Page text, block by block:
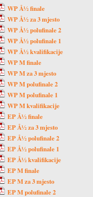
WP Å½ finale
WP Å½ za 3 mjesto
WP Å½ polufinale 2
WP Å½ polufinale 1
WP Å½ kvalifikacije
WP M finale
WP M za 3 mjesto
WP M polufinale 2
WP M polufinale 1
WP M kvalifikacije
EP Å½ finale
EP Å½ za 3 mjesto
EP Å½ polufinale 2
EP Å½ polufinale 1
EP Å½ kvalifikacije
EP M finale
EP M za 3 mjesto
EP M polufinale 2